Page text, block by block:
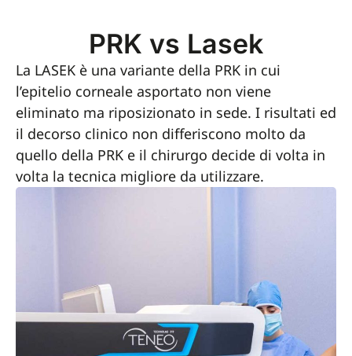
PRK vs Lasek
La LASEK è una variante della PRK in cui
l’epitelio corneale asportato non viene
eliminato ma riposizionato in sede. I risultati ed
il decorso clinico non differiscono molto da
quello della PRK e il chirurgo decide di volta in
volta la tecnica migliore da utilizzare.